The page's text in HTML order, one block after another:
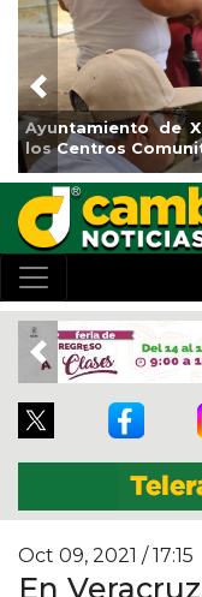
de Xalapa acerca
Previous
Previous
Oct 09, 2021 / 17:15
En